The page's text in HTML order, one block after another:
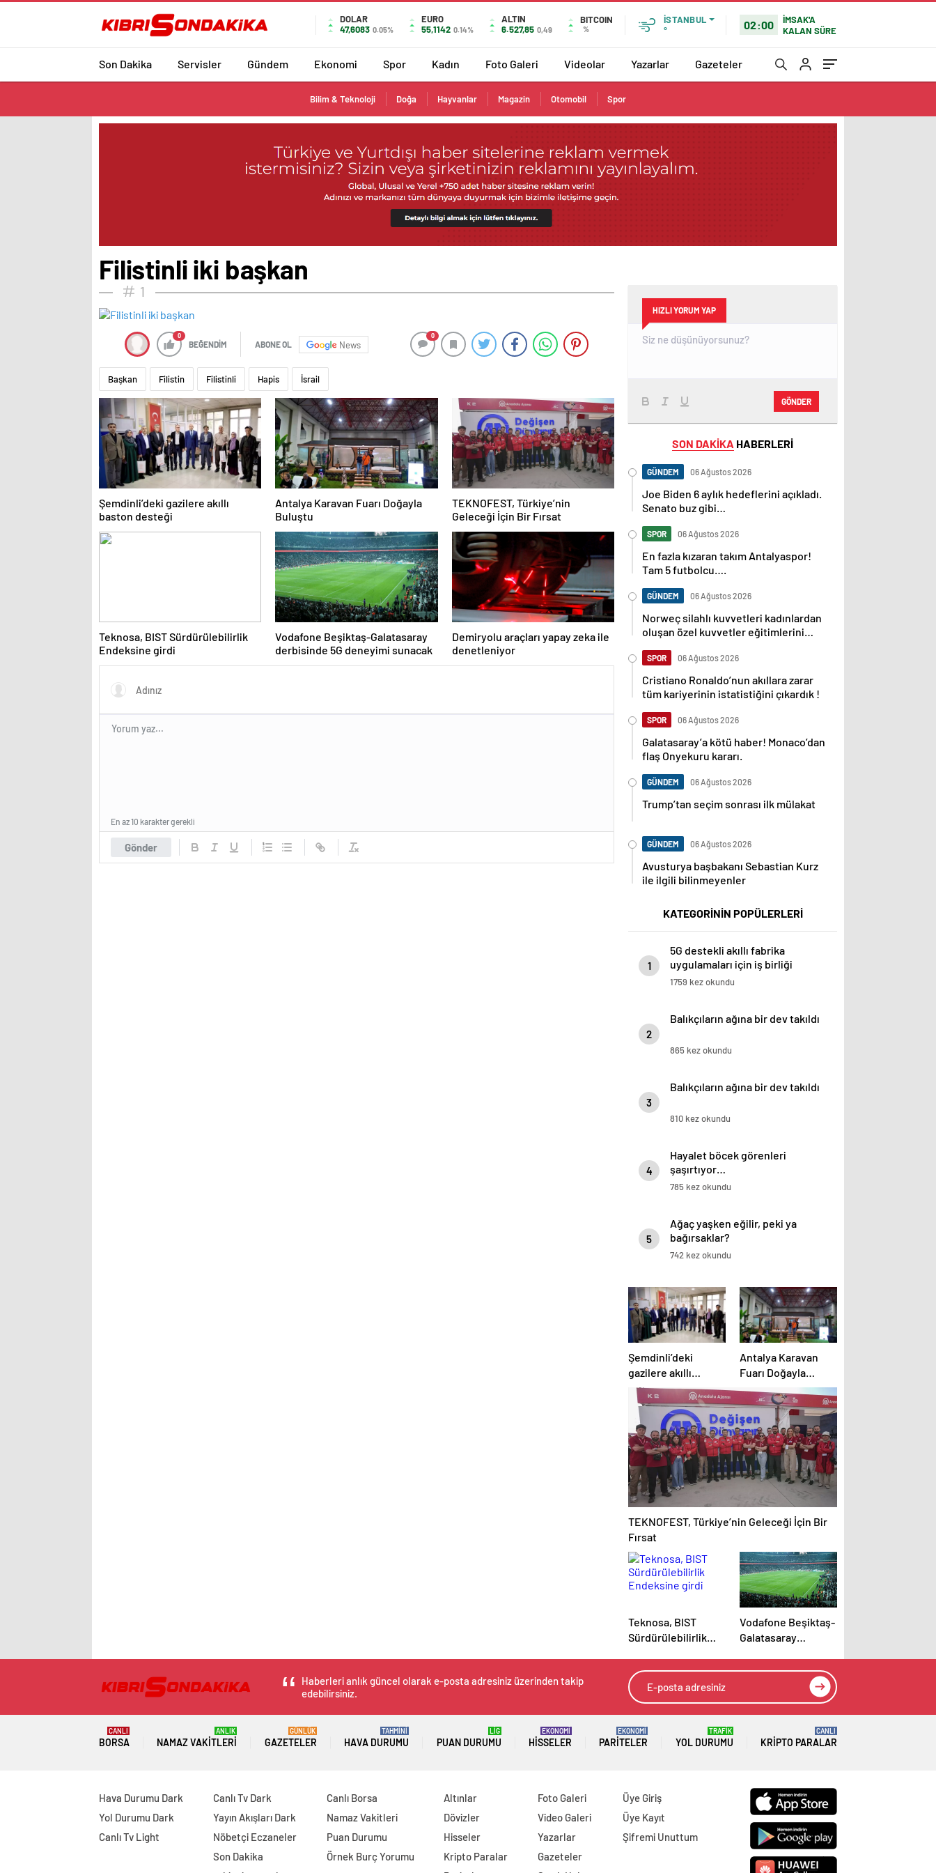
DOLAR
47,6083 0.05%
EURO
55,1142 0.14%
ALTIN
6.527,85 0,49
BITCOIN
%
İSTANBUL
°
02:00
İMSAK'A
KALAN SÜRE
Son Dakika Servisler Gündem Ekonomi Spor Kadın Foto Galeri Videolar Yazarlar Gazeteler
Bilim & Teknoloji Doğa Hayvanlar Magazin Otomobil Spor
Filistinli iki başkan
1
0
BEĞENDİM ABONE OL News
0
Başkan Filistin Filistinli Hapis İsrail
Şemdinli’deki gazilere akıllı
baston desteği
Antalya Karavan Fuarı Doğayla
Buluştu
TEKNOFEST, Türkiye’nin
Geleceği İçin Bir Fırsat
Teknosa, BIST Sürdürülebilirlik
Endeksine girdi
Vodafone Beşiktaş-Galatasaray
derbisinde 5G deneyimi sunacak
Demiryolu araçları yapay zeka ile
denetleniyor
Gönder
En az 10 karakter gerekli
HIZLI YORUM YAP
GÖNDER
SON DAKİKA HABERLERİ
GÜNDEM 06 Ağustos 2026
Joe Biden 6 aylık hedeflerini açıkladı.
Senato buz gibi…
SPOR 06 Ağustos 2026
En fazla kızaran takım Antalyaspor!
Tam 5 futbolcu….
GÜNDEM 06 Ağustos 2026
Norweç silahlı kuvvetleri kadınlardan
oluşan özel kuvvetler eğitimlerini
SPOR 06 Ağustos 2026
Cristiano Ronaldo’nun akıllara zarar
tüm kariyerinin istatistiğini çıkardık !
SPOR 06 Ağustos 2026
Galatasaray’a kötü haber! Monaco’dan
flaş Onyekuru kararı.
GÜNDEM 06 Ağustos 2026
Trump’tan seçim sonrası ilk mülakat
GÜNDEM 06 Ağustos 2026
Avusturya başbakanı Sebastian Kurz
ile ilgili bilinmeyenler
KATEGORİNİN POPÜLERLERİ
1
5G destekli akıllı fabrika
uygulamaları için iş birliği
1759 kez okundu
2
Balıkçıların ağına bir dev takıldı
865 kez okundu
3
Balıkçıların ağına bir dev takıldı
810 kez okundu
4
Hayalet böcek görenleri
şaşırtıyor…
785 kez okundu
5
Ağaç yaşken eğilir, peki ya
bağırsaklar?
742 kez okundu
Şemdinli’deki
gazilere akıllı
baston desteği
Antalya Karavan
Fuarı Doğayla
Buluştu
TEKNOFEST, Türkiye’nin Geleceği İçin Bir
Fırsat
Teknosa, BIST
Sürdürülebilirlik
Vodafone Beşiktaş-
Galatasaray
deneyimi sunacak
Haberleri anlık güncel olarak e-posta adresiniz üzerinden takip
edebilirsiniz.
BORSA
CANLI
NAMAZ VAKITLERI
ANLIK
GAZETELER
GÜNLÜK
HAVA DURUMU
TAHMİNİ
PUAN DURUMU
LİG
HISSELER
EKONOMİ
PARITELER
EKONOMİ
YOL DURUMU
TRAFİK
KRIPTO PARALAR
CANLI
Hava Durumu Dark
Yol Durumu Dark
Canlı Tv Light
Canlı Tv Dark
Yayın Akışları Dark
Nöbetçi Eczaneler
Son Dakika
Canlı Borsa
Namaz Vakitleri
Puan Durumu
Örnek Burç Yorumu
Altınlar
Dövizler
Hisseler
Kripto Paralar
Foto Galeri
Video Galeri
Yazarlar
Gazeteler
Üye Giriş
Üye Kayıt
Şifremi Unuttum